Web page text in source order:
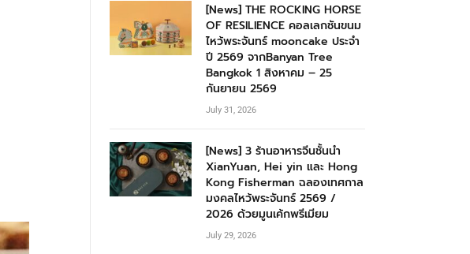
[News] THE ROCKING HORSE
OF RESILIENCE คอลเลกชันขนม
ไหว้พระจันทร์ mooncake ประจำ
ปี 2569 จากBanyan Tree
Bangkok 1 สิงหาคม – 25
กันยายน 2569
July 31, 2026
[News] 3 ร้านอาหารจีนชั้นนำ
XianYuan, Hei yin และ Hong
Kong Fisherman ฉลองเทศกาล
มงคลไหว้พระจันทร์ 2569 /
2026 ด้วยมูนเค้กพรีเมียม
July 29, 2026